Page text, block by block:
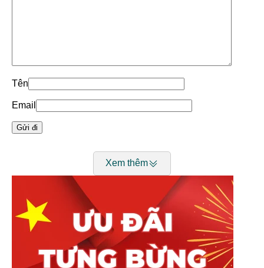
Mục lục hiện
Thông tin chung:
Bảng size sơ mi
Tên
Email
Xem thêm